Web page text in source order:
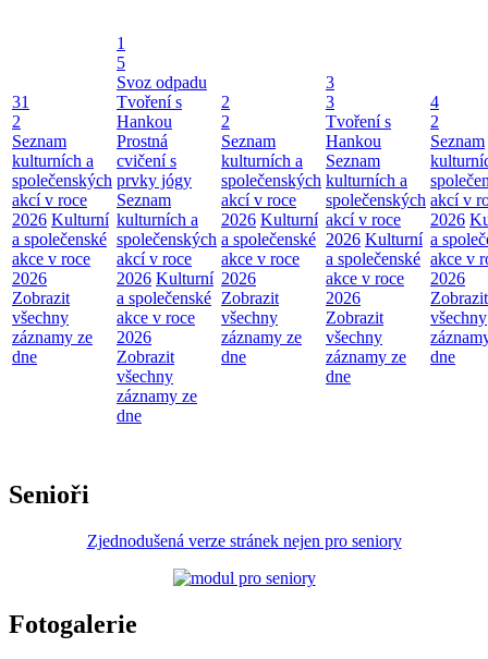
31
2
Seznam
kulturních a
společenských
akcí v roce
2026 Kulturní
a společenské
akce v roce
2026
Zobrazit
všechny
záznamy ze
dne
1
5
Svoz odpadu
Tvoření s
Hankou
Prostná
cvičení s
prvky jógy
Seznam
kulturních a
společenských
akcí v roce
2026 Kulturní
a společenské
akce v roce
2026
Zobrazit
všechny
záznamy ze
dne
2
2
Seznam
kulturních a
společenských
akcí v roce
2026 Kulturní
a společenské
akce v roce
2026
Zobrazit
všechny
záznamy ze
dne
3
3
Tvoření s
Hankou
Seznam
kulturních a
společenských
akcí v roce
2026 Kulturní
a společenské
akce v roce
2026
Zobrazit
všechny
záznamy ze
dne
4
2
Seznam
akcí v
2026
a
akce v
2026
Zobrazit
všechny
dne
Senioři
Zjednodušená verze stránek nejen pro seniory
Fotogalerie